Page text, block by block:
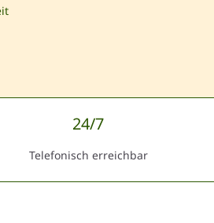
24/7
Telefonisch erreichbar